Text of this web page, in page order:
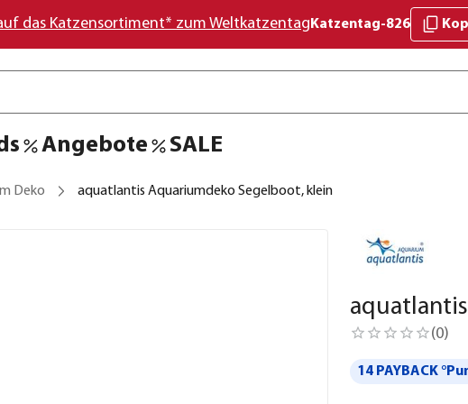
das Katzensortiment* zum Weltkatzentag Katzentag-826
Angebote SALE
Deko aquatlantis Aquariumdeko Segelboot, klein
(0)
14 PAYBACK